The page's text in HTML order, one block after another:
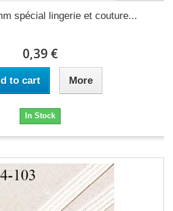
spécial lingerie et couture...
0,39 €
to cart More
In Stock